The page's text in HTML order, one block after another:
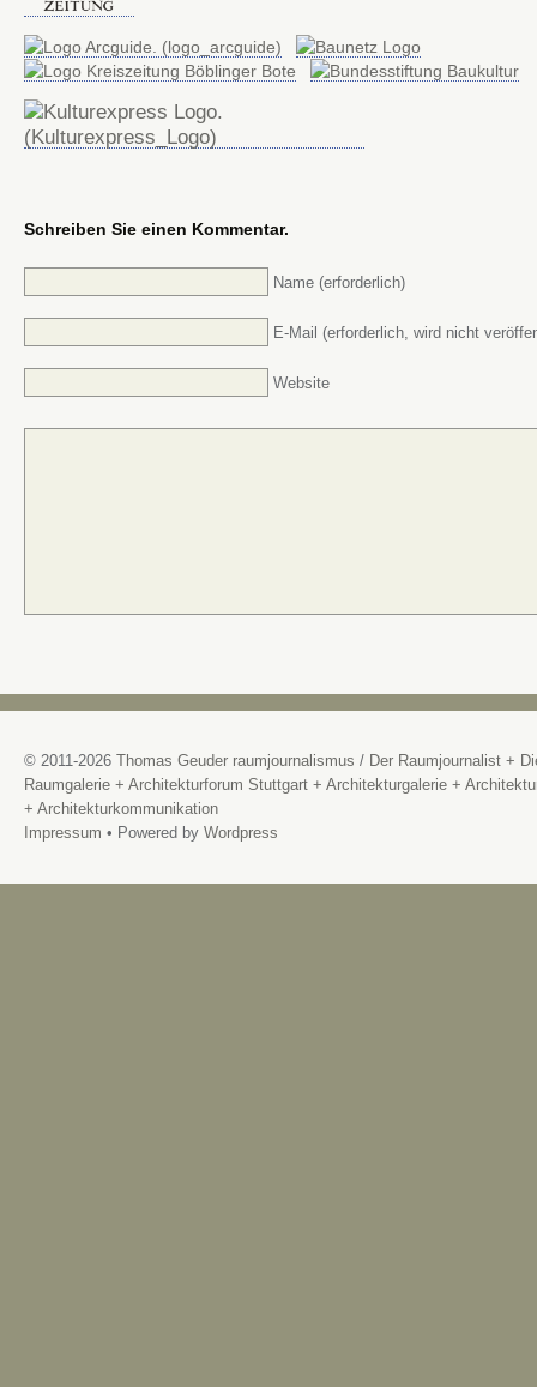
Schreiben Sie einen Kommentar.
Name (erforderlich)
E-Mail (erforderlich, wird nicht
Website
© 2011-2026 Thomas Geuder raumjournalismus / Der Raumjournalist +
Raumgalerie + Architekturforum Stuttgart + Architekturgalerie +
+ Architekturkommunikation
Impressum • Powered by Wordpress